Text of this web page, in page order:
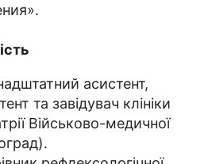
асистент,
та завідувач клініки
Військово-медичної